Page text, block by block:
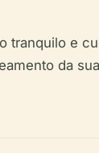
tranquilo e
da